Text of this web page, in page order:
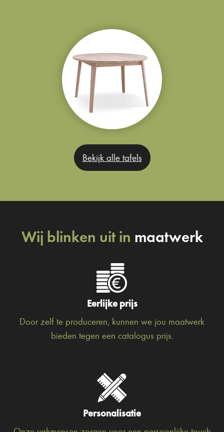
Bekijk alle tafels
Wij blinken uit in maatwerk
Eerlijke prijs
Door zelf te produceren, kunnen we jou maatwerk
bieden tegen een catalogus prijs.
Personalisatie